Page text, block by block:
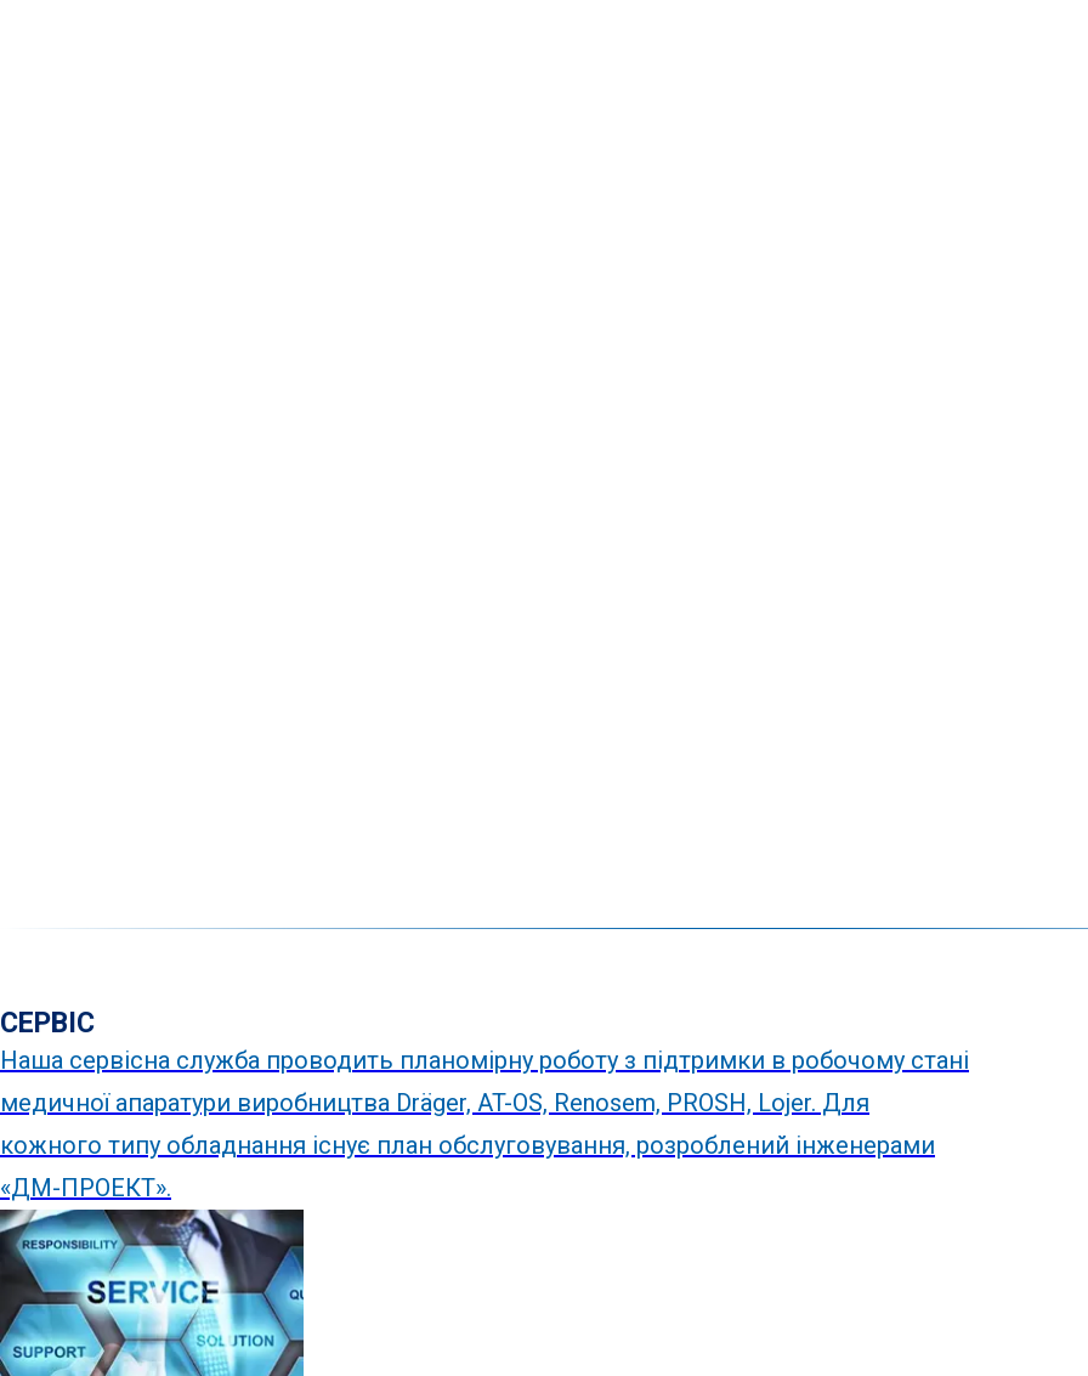
СЕРВІС
Наша сервісна служба проводить планомірну роботу з підтримки в робочому стані
медичної апаратури виробництва Dräger, AT-OS, Renosem, PROSH, Lojer. Для
кожного типу обладнання існує план обслуговування, розроблений інженерами
«ДМ-ПРОЕКТ».